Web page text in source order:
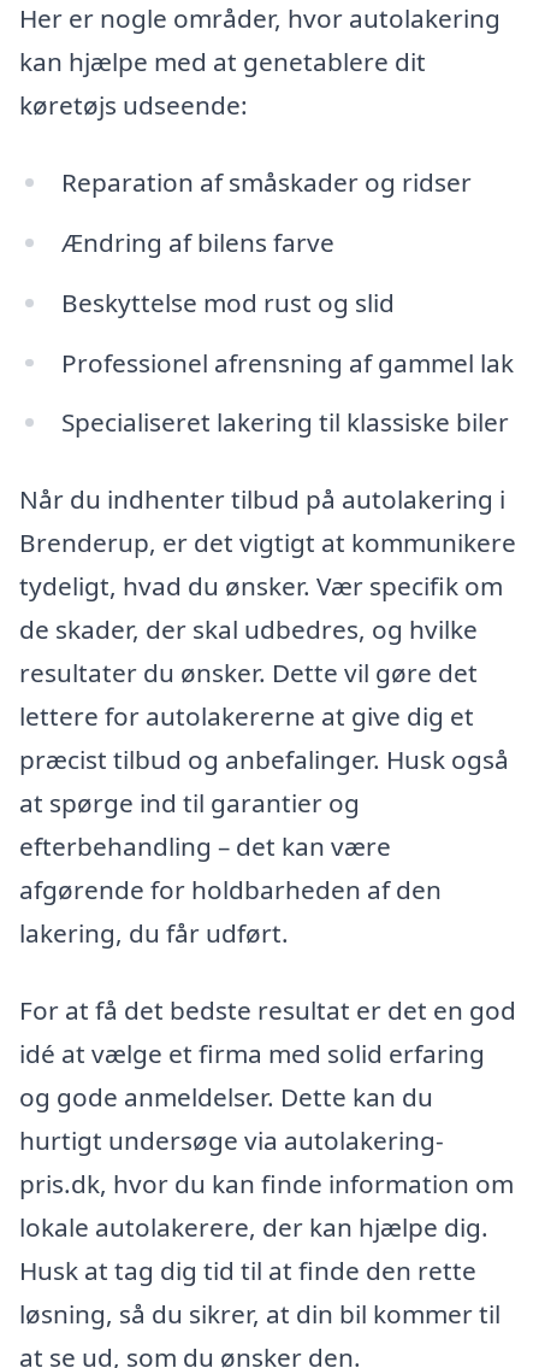
Her er nogle områder, hvor autolakering
kan hjælpe med at genetablere dit
køretøjs udseende:
Reparation af småskader og ridser
Ændring af bilens farve
Beskyttelse mod rust og slid
Professionel afrensning af gammel lak
Specialiseret lakering til klassiske biler
Når du indhenter tilbud på autolakering i
Brenderup, er det vigtigt at kommunikere
tydeligt, hvad du ønsker. Vær specifik om
de skader, der skal udbedres, og hvilke
resultater du ønsker. Dette vil gøre det
lettere for autolakererne at give dig et
præcist tilbud og anbefalinger. Husk også
at spørge ind til garantier og
efterbehandling – det kan være
afgørende for holdbarheden af den
lakering, du får udført.
For at få det bedste resultat er det en god
idé at vælge et firma med solid erfaring
og gode anmeldelser. Dette kan du
hurtigt undersøge via autolakering-
pris.dk, hvor du kan finde information om
lokale autolakerere, der kan hjælpe dig.
Husk at tag dig tid til at finde den rette
løsning, så du sikrer, at din bil kommer til
at se ud, som du ønsker den.